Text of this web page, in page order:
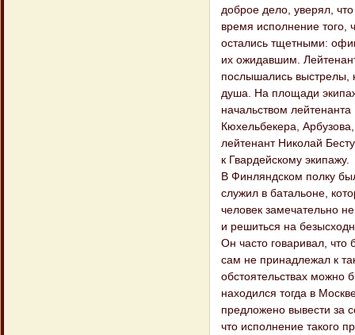
доброе дело, уверял,
время исполнение того,
остались тщетными:
их ожидавшим.
послышались выстрелы,
душа. На площади
начальством
Кюхельбекера,
лейтенант Николай
к Гвардейскому экипажу.
В Финляндском полку
служил в батальоне,
человек замечательно
и решиться на
Он часто говаривал, что
сам не принадлежал к
обстоятельствах можно
находился тогда в
предложено вывести за
что исполнение такого